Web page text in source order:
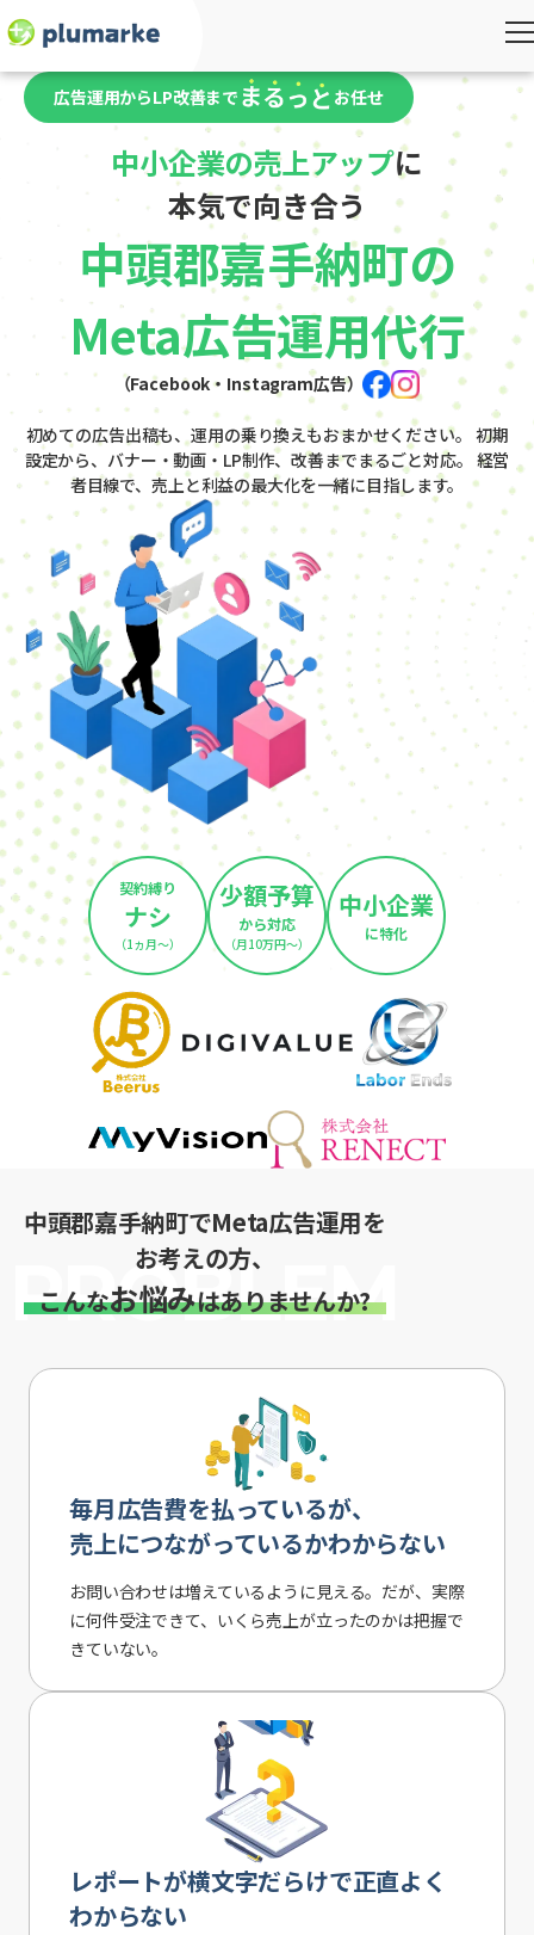
広告運用からLP改善まで お任せ
中小企業の売上アップに
本気で向き合う
中頭郡嘉手納町の
Meta広告運用代行
（Facebook・Instagram広告）
初めての広告出稿も、運用の乗り換えもおまかせください。 初期
設定から、バナー・動画・LP制作、改善までまるごと対応。 経営
者目線で、売上と利益の最大化を一緒に目指します。
契約縛り
ナシ
（1ヵ月～）
少額予算
から対応
（月10万円～）
中小企業
に特化
中頭郡嘉手納町でMeta広告運用を
お考えの方、
こんなお悩みはありませんか?
毎月広告費を払っているが、
売上につながっているかわからない
お問い合わせは増えているように見える。だが、実際
に何件受注できて、いくら売上が立ったのかは把握で
きていない。
レポートが横文字だらけで正直よく
わからない